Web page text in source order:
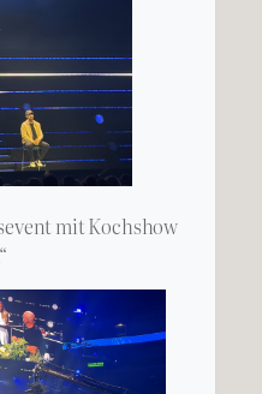
mit Kochshow